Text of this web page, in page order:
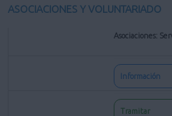
ASOCIACIONES Y VOLUNTARIADO
Asociaciones:
Información
Tramitar